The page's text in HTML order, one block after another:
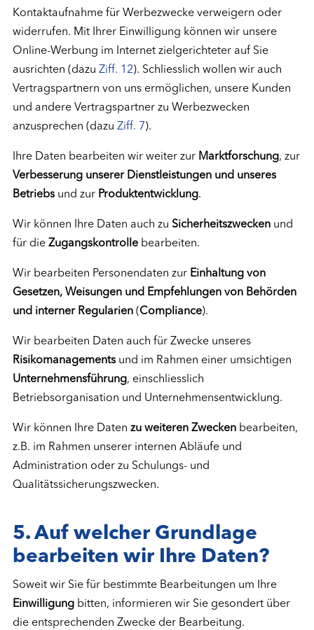
Kontaktaufnahme für Werbezwecke verweigern oder
widerrufen. Mit Ihrer Einwilligung können wir unsere
Online-Werbung im Internet zielgerichteter auf Sie
ausrichten (dazu Ziff. 12). Schliesslich wollen wir auch
Vertragspartnern von uns ermöglichen, unsere Kunden
und andere Vertragspartner zu Werbezwecken
anzusprechen (dazu Ziff. 7).
Ihre Daten bearbeiten wir weiter zurMarktforschung, zur
Verbesserung unserer Dienstleistungen und unseres
Betriebsund zurProduktentwicklung.
Wir können Ihre Daten auch zu Sicherheitszweckenund
für die Zugangskontrollebearbeiten.
Wir bearbeiten Personendaten zur Einhaltung von
Gesetzen, Weisungen und Empfehlungen von Behörden
und interner Regularien(Compliance).
Wir bearbeiten Daten auch für Zwecke unseres
Risikomanagementsund im Rahmen einer umsichtigen
Unternehmensführung, einschliesslich
Betriebsorganisation und Unternehmensentwicklung.
Wir können Ihre Daten zu weiteren Zwecken bearbeiten,
z.B. im Rahmen unserer internen Abläufe und
Administration oder zu Schulungs- und
Qualitätssicherungszwecken.
5.Auf welcher Grundlage
bearbeiten wir Ihre Daten?
Soweit wir Sie für bestimmte Bearbeitungen um Ihre
Einwilligungbitten, informieren wir Sie gesondert über
die entsprechenden Zwecke der Bearbeitung.